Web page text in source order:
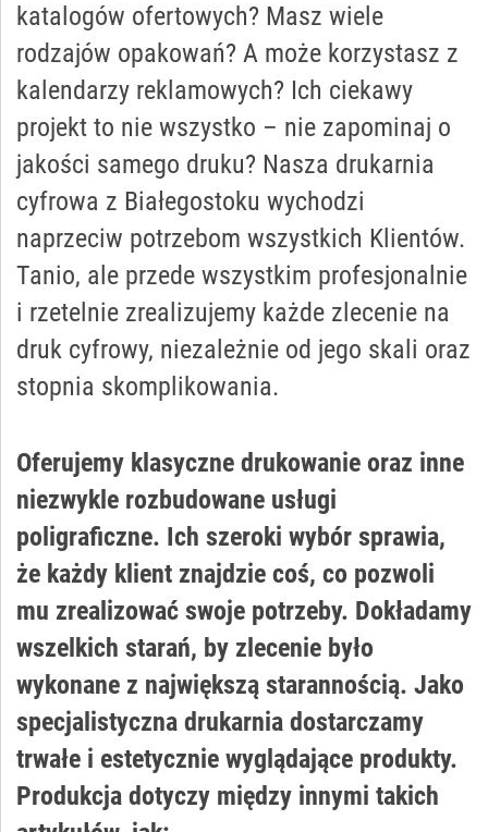
katalogów ofertowych? Masz wiele
rodzajów opakowań? A może korzystasz z
kalendarzy reklamowych? Ich ciekawy
projekt to nie wszystko – nie zapominaj o
jakości samego druku? Nasza drukarnia
cyfrowa z Białegostoku wychodzi
naprzeciw potrzebom wszystkich Klientów.
Tanio, ale przede wszystkim profesjonalnie
i rzetelnie zrealizujemy każde zlecenie na
druk cyfrowy, niezależnie od jego skali oraz
stopnia skomplikowania.
Oferujemy klasyczne drukowanie oraz inne
niezwykle rozbudowane usługi
poligraficzne. Ich szeroki wybór sprawia,
że każdy klient znajdzie coś, co pozwoli
mu zrealizować swoje potrzeby. Dokładamy
wszelkich starań, by zlecenie było
wykonane z największą starannością. Jako
specjalistyczna drukarnia dostarczamy
trwałe i estetycznie wyglądające produkty.
Produkcja dotyczy między innymi takich